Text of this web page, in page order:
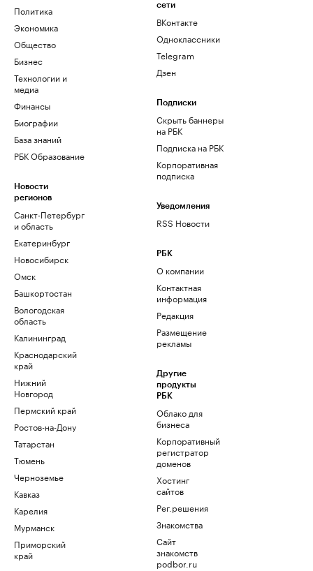
Политика
Экономика
Общество
Бизнес
Технологии и
медиа
Финансы
Биографии
База знаний
РБК Образование
Новости
регионов
Санкт-Петербург
и область
Екатеринбург
Новосибирск
Омск
Башкортостан
Вологодская
область
Калининград
Краснодарский
край
Нижний
Новгород
Пермский край
Ростов-на-Дону
Татарстан
Тюмень
Черноземье
Кавказ
Карелия
Мурманск
Приморский
край
сети
ВКонтакте
Одноклассники
Telegram
Дзен
Подписки
Скрыть баннеры
на РБК
Подписка на РБК
Корпоративная
подписка
Уведомления
RSS Новости
РБК
О компании
Контактная
информация
Редакция
Размещение
рекламы
Другие
продукты
РБК
Облако для
бизнеса
Корпоративный
регистратор
доменов
Хостинг
сайтов
Рег.решения
Знакомства
Сайт
знакомств
podbor.ru